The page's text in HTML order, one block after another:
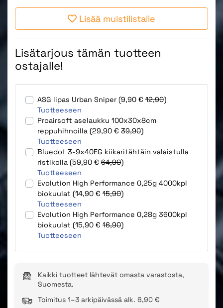
Lisää muistilistalle
Lisätarjous tämän tuotteen
ostajalle!
ASG lipas Urban Sniper (9,90 € 12,90)
Tuotteeseen
Proairsoft aselaukku 100x30x8cm
reppuhihnoilla (29,90 € 39,90)
Tuotteeseen
Bluedot 3-9x40EG kiikaritähtäin valaistulla
ristikolla (59,90 € 64,90)
Tuotteeseen
Evolution High Performance 0,25g 4000kpl
biokuulat (14,90 € 15,90)
Tuotteeseen
Evolution High Performance 0,28g 3600kpl
biokuulat (15,90 € 16,90)
Tuotteeseen
Kaikki tuotteet lähtevät omasta varastosta,
Suomesta.
Toimitus 1–3 arkipäivässä alk. 6,90 €